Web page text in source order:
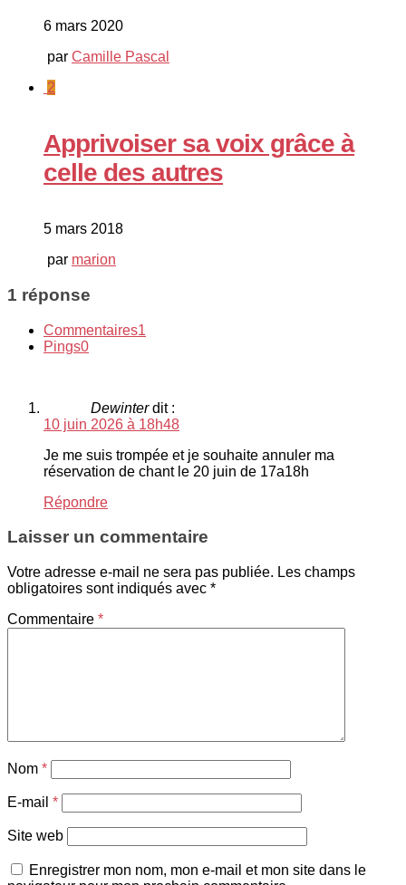
6 mars 2020
par Camille Pascal
2
Apprivoiser sa voix grâce à
celle des autres
5 mars 2018
par marion
1 réponse
Commentaires1
Pings0
Dewinter dit :
10 juin 2026 à 18h48
Je me suis trompée et je souhaite annuler ma
réservation de chant le 20 juin de 17a18h
Répondre
Laisser un commentaire
Votre adresse e-mail ne sera pas publiée. Les champs
obligatoires sont indiqués avec *
Commentaire *
Nom *
E-mail *
Site web
Enregistrer mon nom, mon e-mail et mon site dans le